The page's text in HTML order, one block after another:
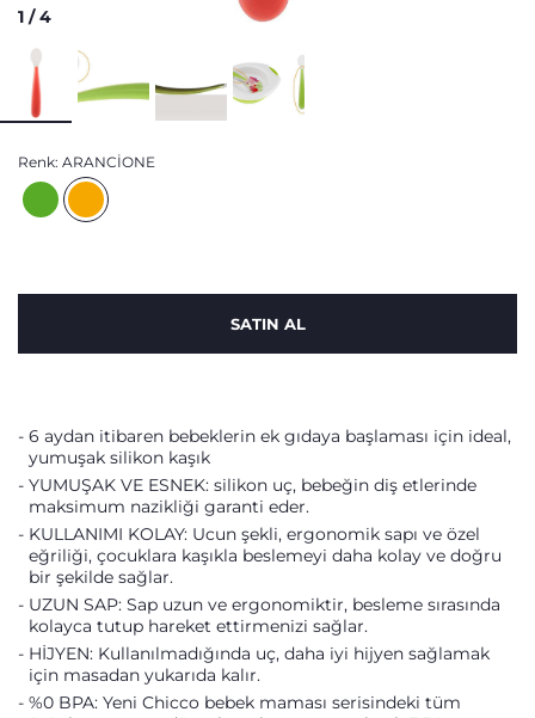
1 /4
Renk: ARANCIONE
SATIN AL
6 aydan itibaren bebeklerin ek gıdaya başlaması için ideal,
yumuşak silikon kaşık
YUMUŞAK VE ESNEK: silikon uç, bebeğin diş etlerinde
maksimum nazikliği garanti eder.
KULLANIMI KOLAY: Ucun şekli, ergonomik sapı ve özel
eğriliği, çocuklara kaşıkla beslemeyi daha kolay ve doğru
bir şekilde sağlar.
UZUN SAP: Sap uzun ve ergonomiktir, besleme sırasında
kolayca tutup hareket ettirmenizi sağlar.
HİJYEN: Kullanılmadığında uç, daha iyi hijyen sağlamak
için masadan yukarıda kalır.
%0 BPA: Yeni Chicco bebek maması serisindeki tüm